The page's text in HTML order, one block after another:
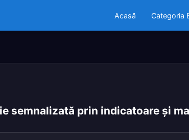
Acasă Categoria
semnalizată prin indicatoare şi